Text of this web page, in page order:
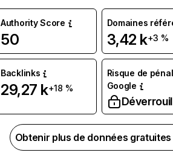
Authority Score
50
Domaines
3,42 k+3 %
Backlinks
29,27 k+18 %
Risque de
Google
Obtenir plus de données